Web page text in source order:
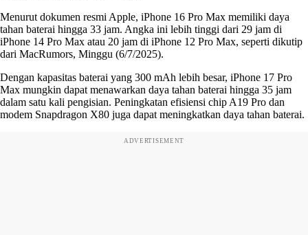
Menurut dokumen resmi Apple, iPhone 16 Pro Max memiliki daya
tahan baterai hingga 33 jam. Angka ini lebih tinggi dari 29 jam di
iPhone 14 Pro Max atau 20 jam di iPhone 12 Pro Max, seperti dikutip
dari MacRumors, Minggu (6/7/2025).
Dengan kapasitas baterai yang 300 mAh lebih besar, iPhone 17 Pro
Max mungkin dapat menawarkan daya tahan baterai hingga 35 jam
dalam satu kali pengisian. Peningkatan efisiensi chip A19 Pro dan
modem Snapdragon X80 juga dapat meningkatkan daya tahan baterai.
ADVERTISEMENT